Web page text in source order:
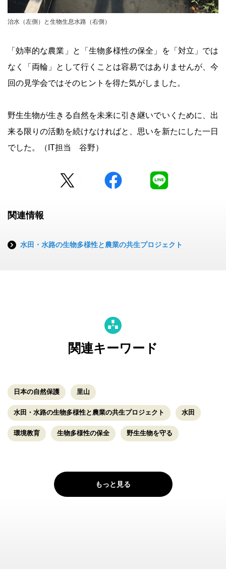
治水（左側）と生物生息水路（右側）
「効率的な農業」と「生物多様性の保全」を「対立」では
なく「両輪」として行くことは容易ではありませんが、今
回の見学会ではそのヒントを得た気がしました。
野生生物が生きる自然を未来に引き継いでいくために、出
来る限りの活動を続けなければと、思いを新たにした一日
でした。（IT担当 谷野）
facebook
関連情報
水田・水路の生物多様性と農業の共生プロジェクト
関連キーワード
日本の自然保護 里山
水田・水路の生物多様性と農業の共生プロジェクト 水田
環境教育 生物多様性の保全 野生生物を守る
もっと見る